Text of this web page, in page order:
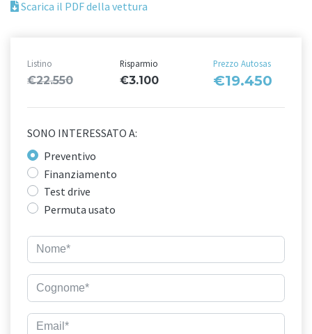
Scarica il PDF della vettura
Listino
€22.550
Risparmio
€3.100
Prezzo Autosas
€19.450
SONO INTERESSATO A:
Preventivo
Finanziamento
Test drive
Permuta usato